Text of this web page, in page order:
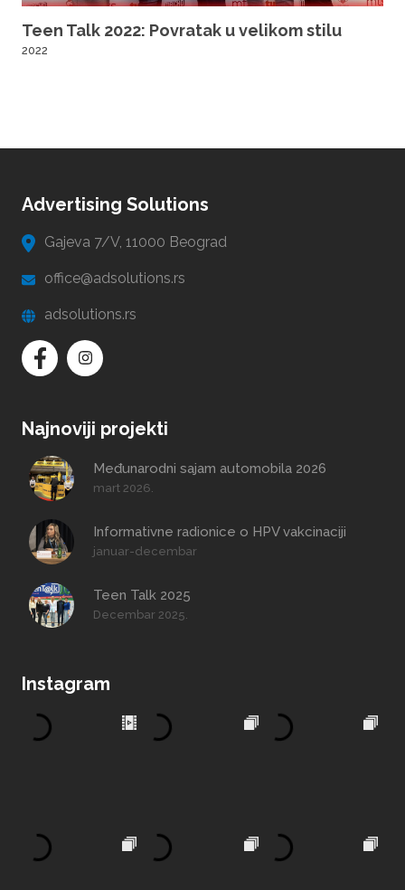
Teen Talk 2022: Povratak u velikom stilu
2022
Advertising Solutions
Gajeva 7/V, 11000 Beograd
office@adsolutions.rs
adsolutions.rs
Najnoviji projekti
Međunarodni sajam automobila 2026
mart 2026.
Informativne radionice o HPV vakcinaciji
januar-decembar
Teen Talk 2025
Decembar 2025.
Instagram